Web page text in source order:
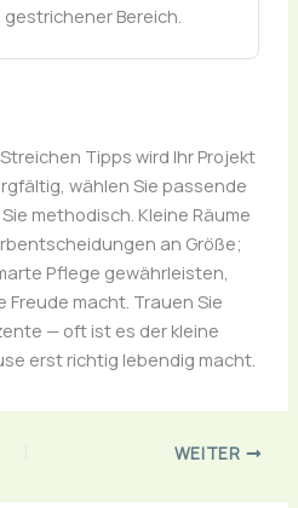
Bereich.
Tipps wird Ihr Projekt
wählen Sie passende
methodisch. Kleine Räume
an Größe;
Pflege gewährleisten,
Freude macht. Trauen Sie
— oft ist es der kleine
erst richtig lebendig macht.
WEITER